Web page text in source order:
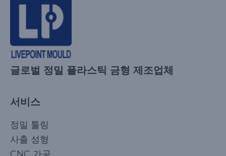
글로벌 정밀 플라스틱 금형 제조업체
서비스
정밀 툴링
사출 성형